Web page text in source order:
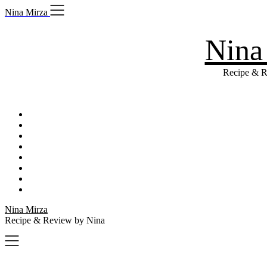
Skip
to
Nina Mirza
Recipe &
Nina Mirza
Recipe & Review by Nina